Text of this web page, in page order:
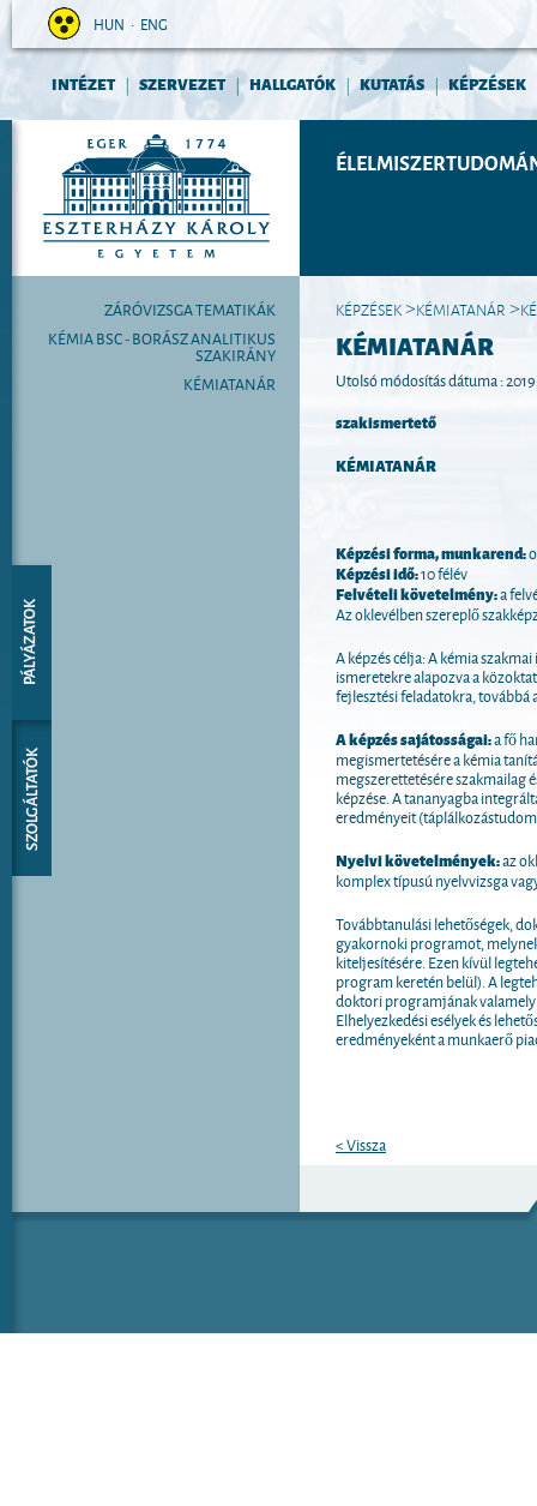
HUN • ENG
INTÉZET | SZERVEZET | HALLGATÓK | KUTATÁS | KÉPZÉSEK
ZÁRÓVIZSGA TEMATIKÁK
KÉMIA BSC - BORÁSZ ANALITIKUS
SZAKIRÁNY
KÉMIATANÁR
KÉPZÉSEK>KÉMIATANÁR >
KÉMIATANÁR
Utolsó módosítás dátuma :
szakismertető
KÉMIATANÁR
Képzési forma, munkarend:
Képzési idő:10 félév
Felvételi követelmény:a
Az oklevélben szereplő
A képzés célja: A kémia
ismeretekre alapozva a
fejlesztési feladatokra,
A képzés sajátosságai:a fő
megismertetésére a kémia
megszerettetésére szakmailag
képzése. A tananyagba
eredményeit
Nyelvi követelmények:az
komplex típusú nyelvvizsga
Továbbtanulási lehetőségek,
gyakornoki programot,
kiteljesítésére. Ezen kívül
program keretén belül). A
doktori programjának
Elhelyezkedési esélyek és
eredményeként a munkaerő
< Vissza